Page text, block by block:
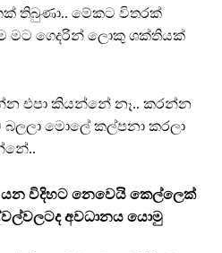
තිබුණා.. මේකට විතරක්
මට ගෙදරින් ලොකු ශක්තියක්
එපා කියන්නේ නෑ.. කරන්න
බලලා මොලේ කල්පනා කරලා
යන විදිහට නෙවෙයි කෙල්ලෙක්
අවධානය යොමු